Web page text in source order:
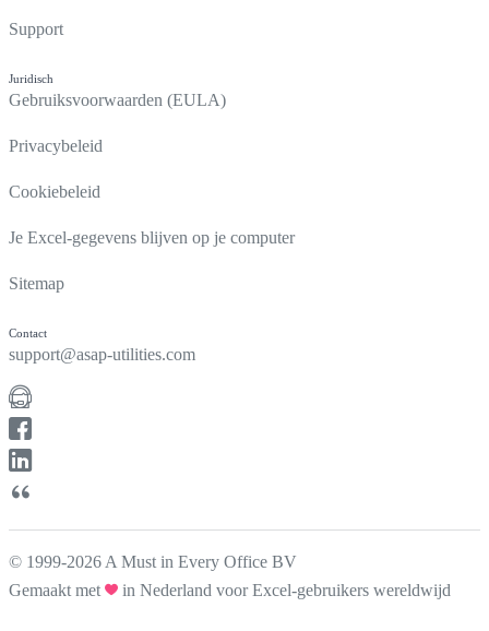
Support
Juridisch
Gebruiksvoorwaarden (EULA)
Privacybeleid
Cookiebeleid
Je Excel-gegevens blijven op je computer
Sitemap
Contact
support@asap-utilities.com
© 1999-2026 A Must in Every Office BV
Gemaakt met
in Nederland voor Excel-gebruikers wereldwijd